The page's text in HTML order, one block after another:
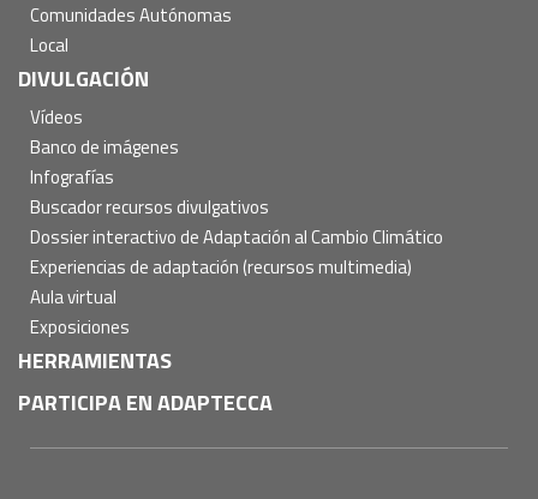
Comunidades Autónomas
Local
DIVULGACIÓN
Vídeos
Banco de imágenes
Infografías
Buscador recursos divulgativos
Dossier interactivo de Adaptación al Cambio Climático
Experiencias de adaptación (recursos multimedia)
Aula virtual
Exposiciones
HERRAMIENTAS
PARTICIPA EN ADAPTECCA